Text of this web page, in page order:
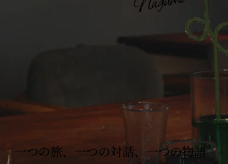
一つの旅、一つの対話、一つの物語